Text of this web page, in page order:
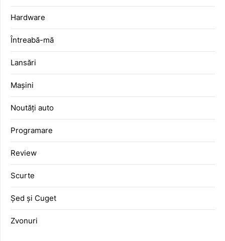
Hardware
Întreabă-mă
Lansări
Mașini
Noutăți auto
Programare
Review
Scurte
Șed și Cuget
Zvonuri